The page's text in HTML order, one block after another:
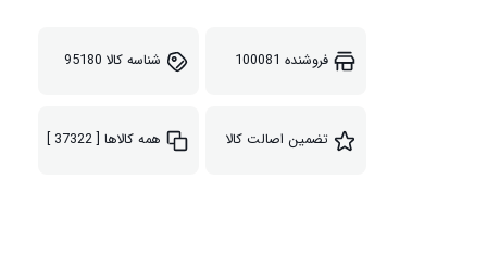
فروشنده 100081 شناسه کالا 95180
تضمین اصالت کالا همه کالاها [ 37322 ]